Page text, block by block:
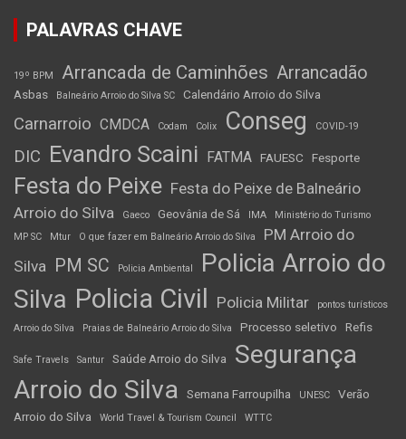
PALAVRAS CHAVE
19º BPM Arrancada de Caminhões Arrancadão
Asbas Balneário Arroio do Silva SC Calendário Arroio do Silva
Carnarroio CMDCA Codam Colix Conseg COVID-19
DIC Evandro Scaini FATMA FAUESC Fesporte
Festa do Peixe Festa do Peixe de Balneário
Arroio do Silva
Gaeco Geovânia de Sá IMA
Ministério do Turismo
MP SC
Mtur O que fazer em Balneário Arroio do Silva
PM Arroio do
Silva PM SC Policia Ambiental
Policia Arroio do
Silva Policia Civil Policia Militar
pontos turísticos
Arroio do Silva
Praias de Balneário Arroio do Silva Processo seletivo Refis
Safe Travels Santur Saúde Arroio do Silva
Segurança
Arroio do Silva
Semana Farroupilha UNESC
Verão
Arroio do Silva
World Travel & Tourism Council WTTC